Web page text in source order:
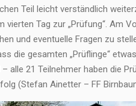
Teil leicht verständlich
vierten Tag zur „Prüfung“. Am
und eventuelle Fragen zu
die gesamten „Prüflinge“
alle 21 Teilnehmer haben die
(Stefan Ainetter – FF